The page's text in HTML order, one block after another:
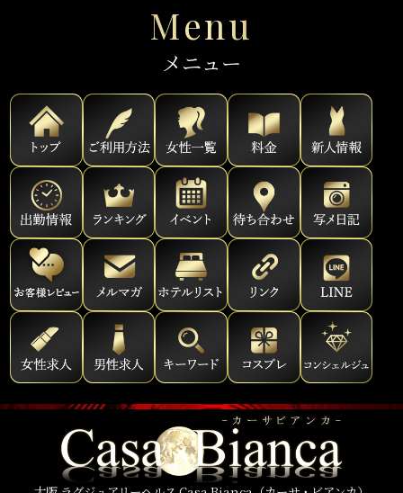
Menu
メニュー